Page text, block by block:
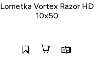
Lornetka Vortex Razor HD
10x50